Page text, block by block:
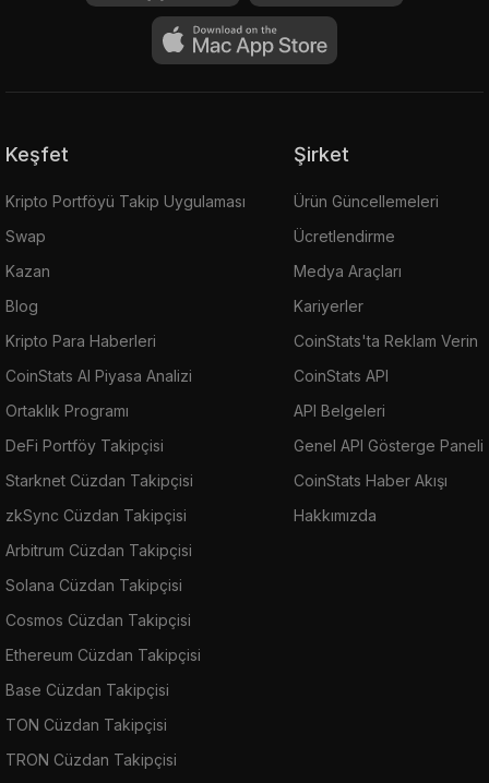
Keşfet
Kripto Portföyü Takip Uygulaması
Swap
Kazan
Blog
Kripto Para Haberleri
CoinStats AI Piyasa Analizi
Ortaklık Programı
DeFi Portföy Takipçisi
Starknet Cüzdan Takipçisi
zkSync Cüzdan Takipçisi
Arbitrum Cüzdan Takipçisi
Solana Cüzdan Takipçisi
Cosmos Cüzdan Takipçisi
Ethereum Cüzdan Takipçisi
Base Cüzdan Takipçisi
TON Cüzdan Takipçisi
TRON Cüzdan Takipçisi
Şirket
Ürün Güncellemeleri
Ücretlendirme
Medya Araçları
Kariyerler
CoinStats'ta Reklam Verin
CoinStats API
API Belgeleri
Genel API Gösterge Paneli
CoinStats Haber Akışı
Hakkımızda